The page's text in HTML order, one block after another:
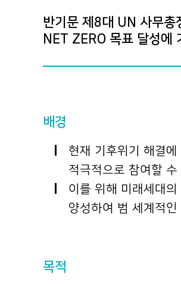
반기문 제8대 UN 사무총
NET ZERO 목표 달성에
배경
현재 기후위기 해결
적극적으로 참여할
이를 위해 미래세대
양성하여 범 세계적
목적